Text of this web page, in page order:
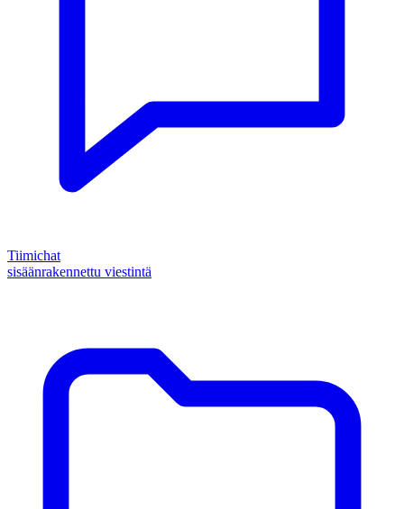
Tiimichat
sisäänrakennettu viestintä